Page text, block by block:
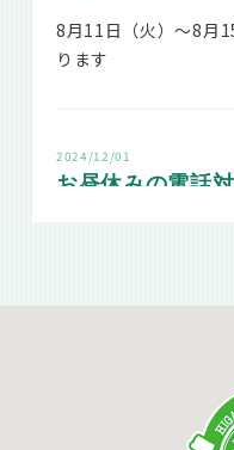
8月11日（火）～8月
ります
2024/12/01
お昼休みの電話
解の程宜しくお願い申